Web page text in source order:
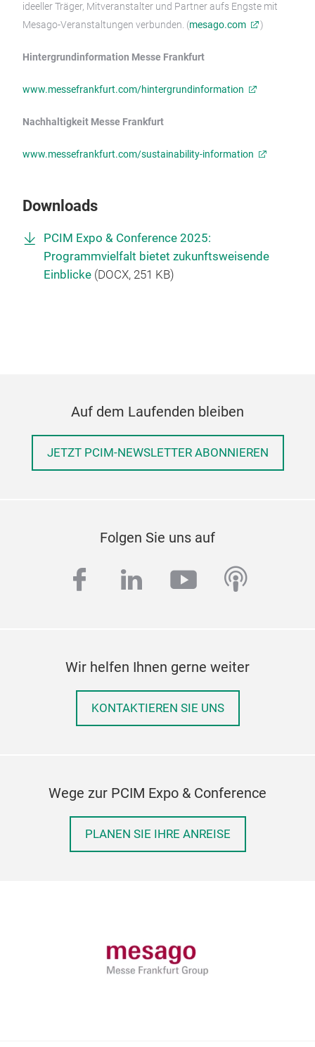
ideeller Träger, Mitveranstalter und Partner aufs Engste mit
Mesago-Veranstaltungen verbunden. (mesago.com )
Hintergrundinformation Messe Frankfurt
www.messefrankfurt.com/hintergrundinformation
Nachhaltigkeit Messe Frankfurt
www.messefrankfurt.com/sustainability-information
Downloads
PCIM Expo & Conference 2025:
Programmvielfalt bietet zukunftsweisende
Einblicke (DOCX, 251 KB)
Auf dem Laufenden bleiben
JETZT PCIM-NEWSLETTER ABONNIEREN
Folgen Sie uns auf
facebook
linkedinyoutube
Wir helfen Ihnen gerne weiter
KONTAKTIEREN SIE UNS
Wege zur PCIM Expo & Conference
PLANEN SIE IHRE ANREISE